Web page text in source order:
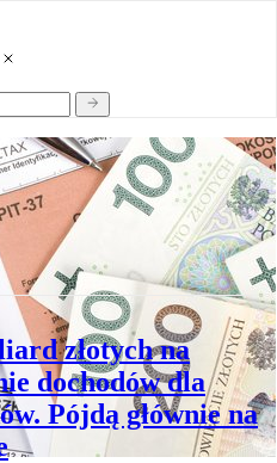
dobrostanu
mieszkańcy czy
złotych na
dochodów dla
Pójdą głównie na